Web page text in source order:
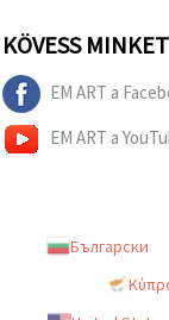
KÖVESS MINKET
EM ART a
EM ART a
Български